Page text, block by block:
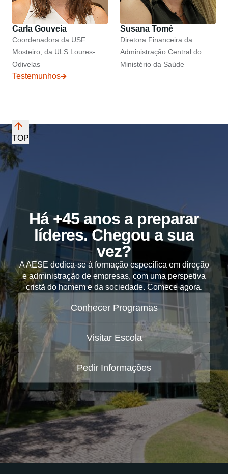
Carla Gouveia
Coordenadora da USF
Mosteiro, da ULS Loures-
Odivelas
Susana Tomé
Diretora Financeira da
Administração Central do
Ministério da Saúde
Testemunhos
TOP
Há +45 anos a preparar
líderes. Chegou a sua
vez?
A AESE dedica-se à formação específica em direção
e administração de empresas, com uma perspetiva
cristã do homem e da sociedade. Comece agora.
Conhecer Programas
Visitar Escola
Pedir Informações